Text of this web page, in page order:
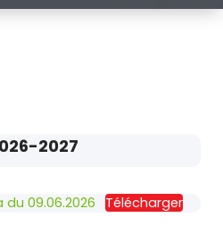
2027
09.06.2026 Télécharger